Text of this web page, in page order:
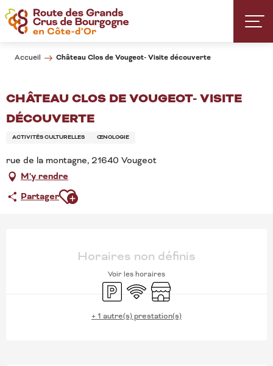
Aller
au
contenu
Accueil Château Clos de Vougeot- Visite découverte
CHÂTEAU CLOS DE VOUGEOT- VISITE
DÉCOUVERTE
ACTIVITÉS CULTURELLES ŒNOLOGIE
rue de la montagne, 21640 Vougeot
M'y rendre
PartagerAjouter aux favoris
OUVERTURE ET
Horaires non définis
Voir les horaires
ParkingWiFi Boutique
+ 1 autre(s) prestation(s)